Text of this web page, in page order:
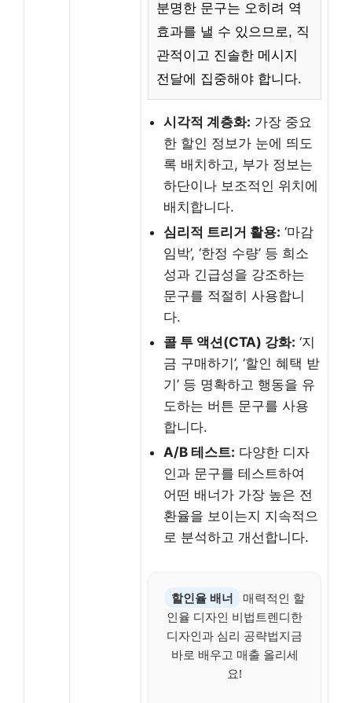
분명한 문구는 오히려 역
효과를 낼 수 있으므로, 직
관적이고 진솔한 메시지
전달에 집중해야 합니다.
시각적 계층화: 가장 중요
한 할인 정보가 눈에 띄도
록 배치하고, 부가 정보는
하단이나 보조적인 위치에
배치합니다.
심리적 트리거 활용: ‘마감
임박’, ‘한정 수량’ 등 희소
성과 긴급성을 강조하는
문구를 적절히 사용합니
다.
콜 투 액션(CTA) 강화: ‘지
금 구매하기’, ‘할인 혜택 받
기’ 등 명확하고 행동을 유
도하는 버튼 문구를 사용
합니다.
A/B 테스트: 다양한 디자
인과 문구를 테스트하여
어떤 배너가 가장 높은 전
환율을 보이는지 지속적으
로 분석하고 개선합니다.
할인율 배너
매력적인 할
인율 디자인 비법트렌디한
디자인과 심리 공략법지금
바로 배우고 매출 올리세
요!